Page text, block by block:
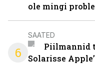
ole mingi
6
SAATED
Piilmannid
Solarisse